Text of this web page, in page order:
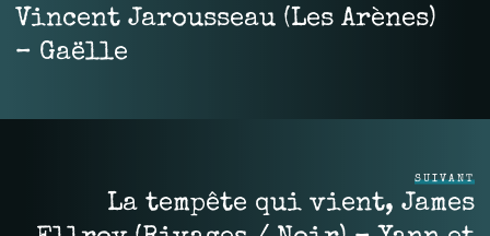
Vincent Jarousseau (Les Arènes)
– Gaëlle
SUIVANT
La tempête qui vient, James